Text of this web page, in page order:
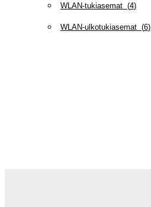
WLAN-tukiasemat(4)
WLAN-ulkotukiasemat(6)